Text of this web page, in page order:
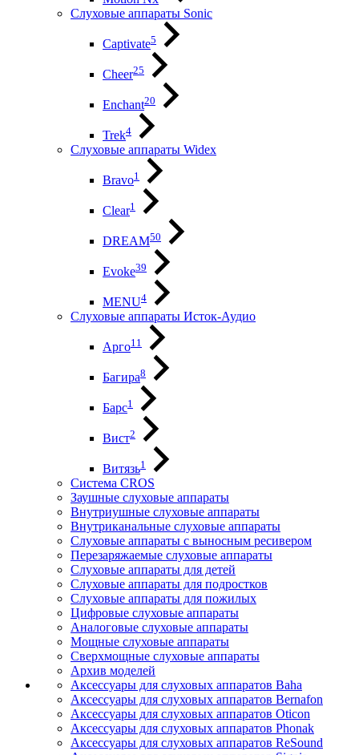
Слуховые аппараты Sonic
Captivate5
Cheer25
Enchant20
Trek4
Слуховые аппараты Widex
Bravo1
Clear1
DREAM50
Evoke39
MENU4
Слуховые аппараты Исток-Аудио
Арго11
Багира8
Барс1
Вист2
Витязь1
Система CROS
Заушные слуховые аппараты
Внутриушные слуховые аппараты
Внутриканальные слуховые аппараты
Слуховые аппараты с выносным ресивером
Перезаряжаемые слуховые аппараты
Слуховые аппараты для детей
Слуховые аппараты для подростков
Слуховые аппараты для пожилых
Цифровые слуховые аппараты
Аналоговые слуховые аппараты
Мощные слуховые аппараты
Сверхмощные слуховые аппараты
Архив моделей
Аксессуары для слуховых аппаратов Baha
Аксессуары для слуховых аппаратов Bernafon
Аксессуары для слуховых аппаратов Oticon
Аксессуары для слуховых аппаратов Phonak
Аксессуары для слуховых аппаратов ReSound